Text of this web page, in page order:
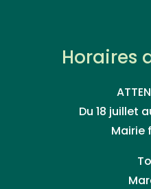
Horaires
Du 18 juillet
Mairie